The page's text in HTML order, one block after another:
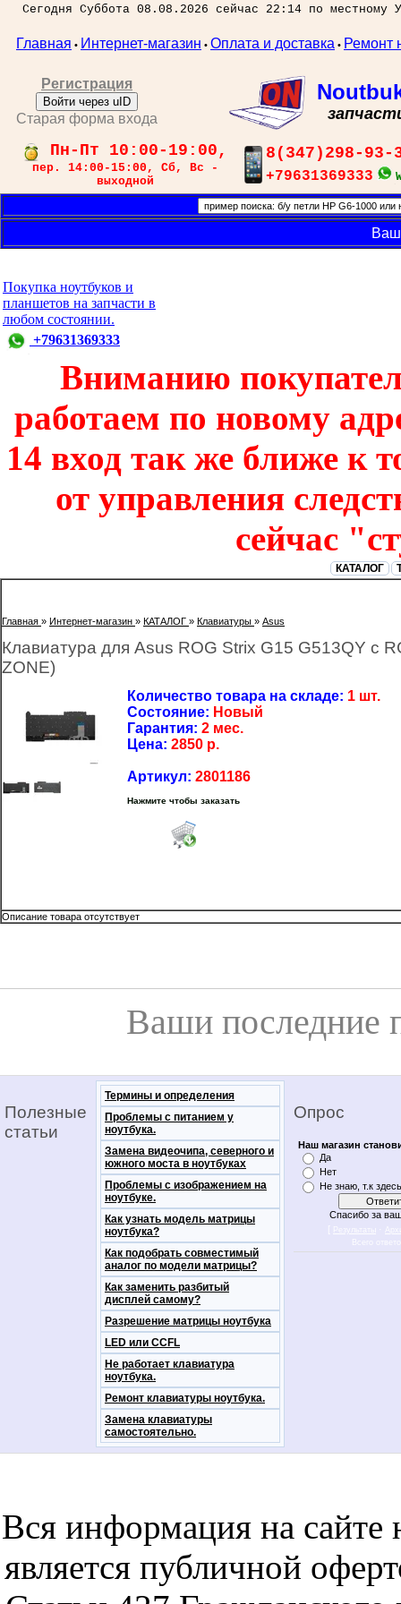
Сегодня Суббота 08.08.2026 сейчас 22:14 по местному
Главная • Интернет-магазин • Оплата и доставка • Ремонт
Регистрация
Войти через uID
Старая форма входа
Пн-Пт 10:00-19:00,
пер. 14:00-15:00, Сб, Вс -
выходной
8(347)298-93-
+79631369333
Покупка ноутбуков и
планшетов на запчасти в
любом состоянии.
+79631369333
Вниманию
работаем по новому
14 вход так же ближе к
от управления
сейчас
КАТАЛОГ
Главная » Интернет-магазин » КАТАЛОГ » Клавиатуры » Asus
Клавиатура для Asus ROG Strix G15 G513QY с
ZONE)
Количество товара на складе: 1 шт.
Состояние: Новый
Гарантия: 2 мес.
Цена: 2850 р.
Артикул: 2801186
Нажмите чтобы заказать
Описание товара отсутствует
Ваши последние
Полезные
статьи
Термины и определения
Проблемы с питанием у
ноутбука.
Замена видеочипа, северного и
южного моста в ноутбуках
Проблемы с изображением на
ноутбуке.
Как узнать модель матрицы
ноутбука?
Как подобрать совместимый
аналог по модели матрицы?
Как заменить разбитый
дисплей самому?
Разрешение матрицы ноутбука
LED или CCFL
Не работает клавиатура
ноутбука.
Ремонт клавиатуры ноутбука.
Замена клавиатуры
самостоятельно.
Опрос
Наш магазин
Да
Нет
Не знаю, т.к
Спасибо за
Вся информация на сайте
является публичной